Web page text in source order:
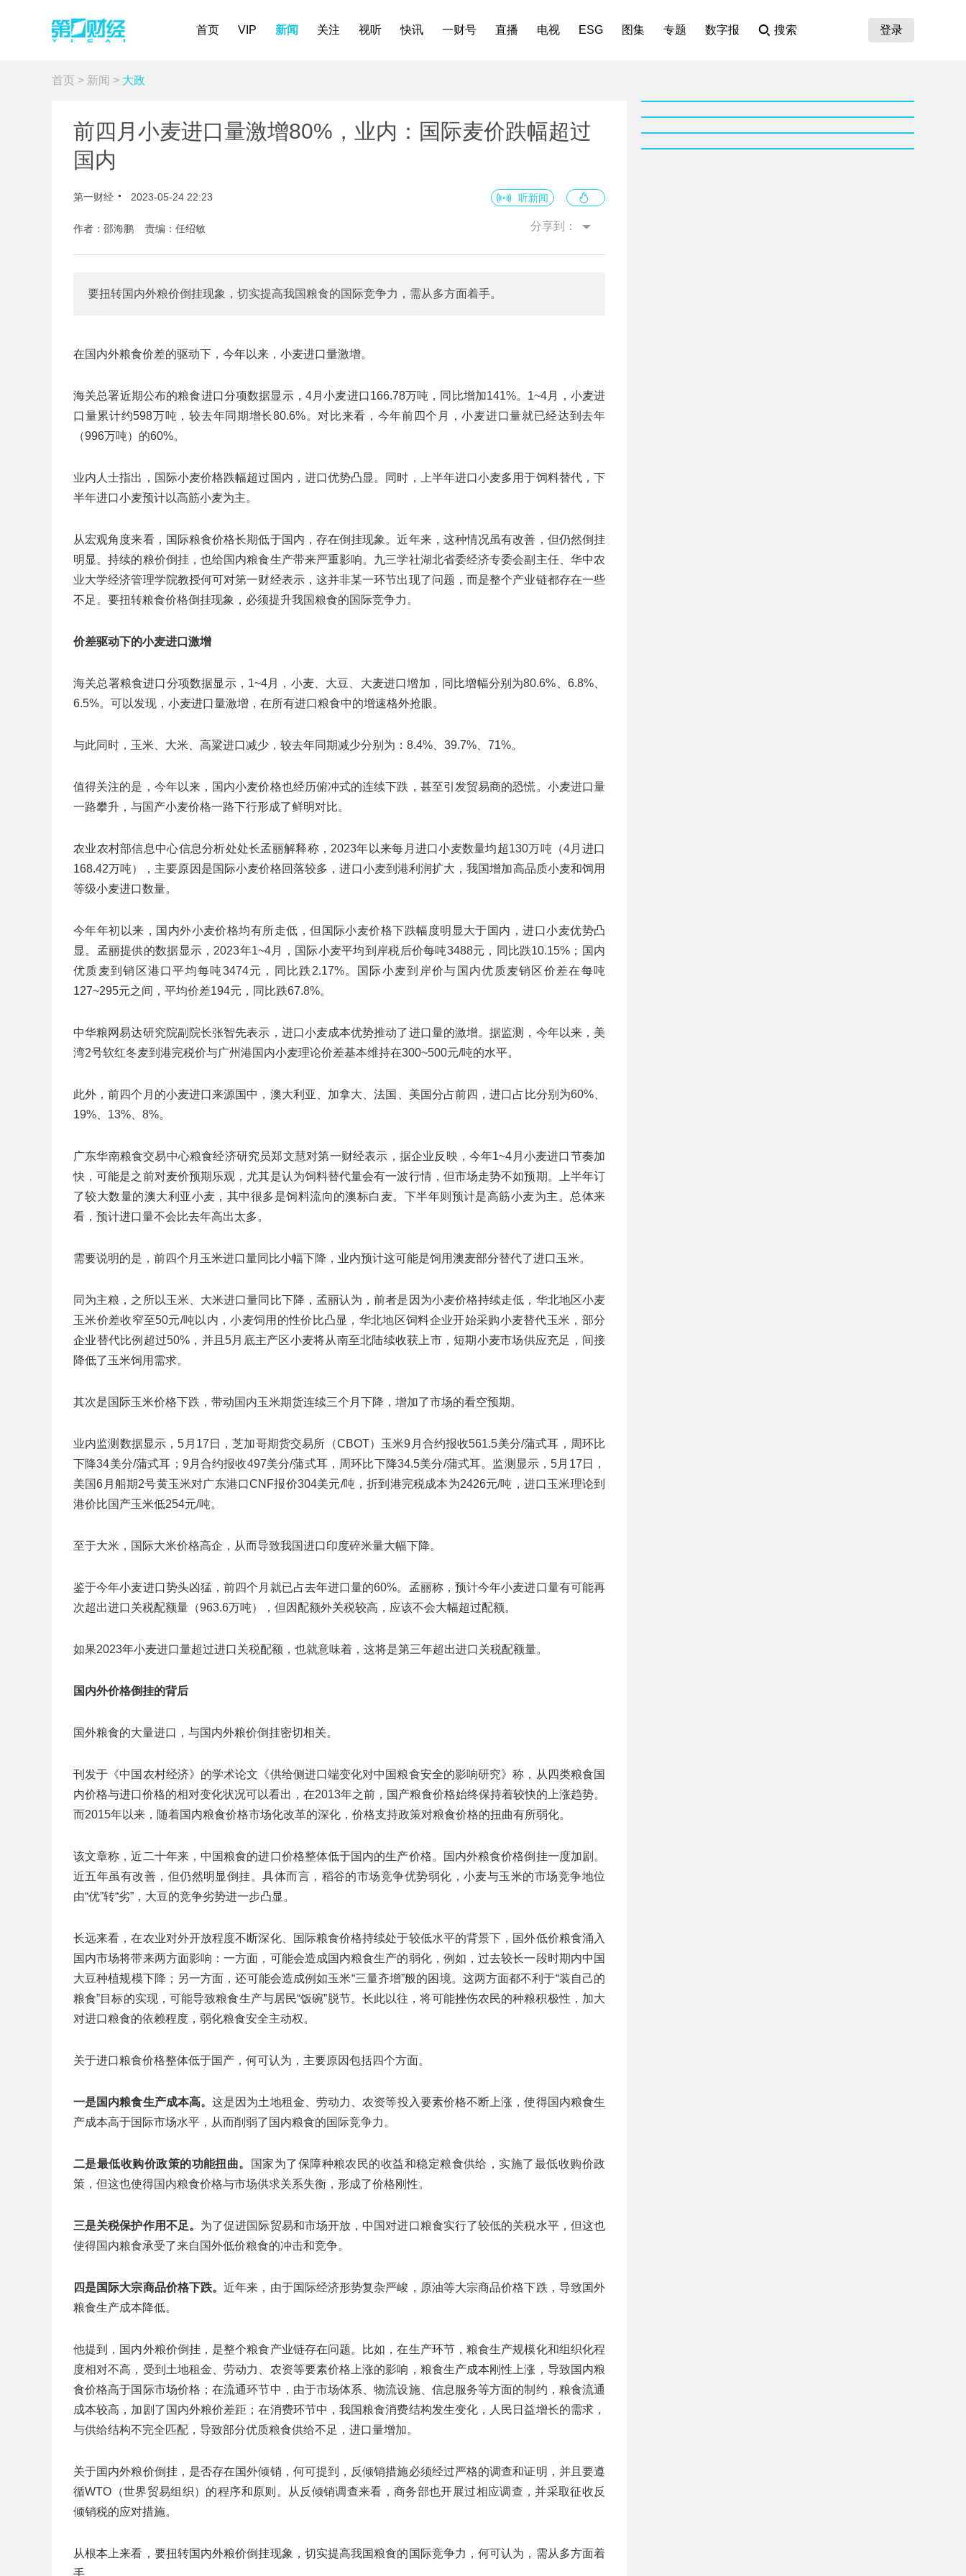
首页 VIP 新闻 关注 视听 快讯 一财号 直播 电视 ESG 图集 专题 数字报 搜索 登录
首页 > 新闻 > 大政
前四月小麦进口量激增80%，业内：国际麦价跌幅超过
国内
第一财经 2023-05-24 22:23 听新闻
作者：邵海鹏 责编：任绍敏 分享到：
要扭转国内外粮价倒挂现象，切实提高我国粮食的国际竞争力，需从多方面着手。
在国内外粮食价差的驱动下，今年以来，小麦进口量激增。
海关总署近期公布的粮食进口分项数据显示，4月小麦进口166.78万吨，同比增加141%。1~4月，小麦进
口量累计约598万吨，较去年同期增长80.6%。对比来看，今年前四个月，小麦进口量就已经达到去年
（996万吨）的60%。
业内人士指出，国际小麦价格跌幅超过国内，进口优势凸显。同时，上半年进口小麦多用于饲料替代，下
半年进口小麦预计以高筋小麦为主。
从宏观角度来看，国际粮食价格长期低于国内，存在倒挂现象。近年来，这种情况虽有改善，但仍然倒挂
明显。持续的粮价倒挂，也给国内粮食生产带来严重影响。九三学社湖北省委经济专委会副主任、华中农
业大学经济管理学院教授何可对第一财经表示，这并非某一环节出现了问题，而是整个产业链都存在一些
不足。要扭转粮食价格倒挂现象，必须提升我国粮食的国际竞争力。
价差驱动下的小麦进口激增
海关总署粮食进口分项数据显示，1~4月，小麦、大豆、大麦进口增加，同比增幅分别为80.6%、6.8%、
6.5%。可以发现，小麦进口量激增，在所有进口粮食中的增速格外抢眼。
与此同时，玉米、大米、高粱进口减少，较去年同期减少分别为：8.4%、39.7%、71%。
值得关注的是，今年以来，国内小麦价格也经历俯冲式的连续下跌，甚至引发贸易商的恐慌。小麦进口量
一路攀升，与国产小麦价格一路下行形成了鲜明对比。
农业农村部信息中心信息分析处处长孟丽解释称，2023年以来每月进口小麦数量均超130万吨（4月进口
168.42万吨），主要原因是国际小麦价格回落较多，进口小麦到港利润扩大，我国增加高品质小麦和饲用
等级小麦进口数量。
今年年初以来，国内外小麦价格均有所走低，但国际小麦价格下跌幅度明显大于国内，进口小麦优势凸
显。孟丽提供的数据显示，2023年1~4月，国际小麦平均到岸税后价每吨3488元，同比跌10.15%；国内
优质麦到销区港口平均每吨3474元，同比跌2.17%。国际小麦到岸价与国内优质麦销区价差在每吨
127~295元之间，平均价差194元，同比跌67.8%。
中华粮网易达研究院副院长张智先表示，进口小麦成本优势推动了进口量的激增。据监测，今年以来，美
湾2号软红冬麦到港完税价与广州港国内小麦理论价差基本维持在300~500元/吨的水平。
此外，前四个月的小麦进口来源国中，澳大利亚、加拿大、法国、美国分占前四，进口占比分别为60%、
19%、13%、8%。
广东华南粮食交易中心粮食经济研究员郑文慧对第一财经表示，据企业反映，今年1~4月小麦进口节奏加
快，可能是之前对麦价预期乐观，尤其是认为饲料替代量会有一波行情，但市场走势不如预期。上半年订
了较大数量的澳大利亚小麦，其中很多是饲料流向的澳标白麦。下半年则预计是高筋小麦为主。总体来
看，预计进口量不会比去年高出太多。
需要说明的是，前四个月玉米进口量同比小幅下降，业内预计这可能是饲用澳麦部分替代了进口玉米。
同为主粮，之所以玉米、大米进口量同比下降，孟丽认为，前者是因为小麦价格持续走低，华北地区小麦
玉米价差收窄至50元/吨以内，小麦饲用的性价比凸显，华北地区饲料企业开始采购小麦替代玉米，部分
企业替代比例超过50%，并且5月底主产区小麦将从南至北陆续收获上市，短期小麦市场供应充足，间接
降低了玉米饲用需求。
其次是国际玉米价格下跌，带动国内玉米期货连续三个月下降，增加了市场的看空预期。
业内监测数据显示，5月17日，芝加哥期货交易所（CBOT）玉米9月合约报收561.5美分/蒲式耳，周环比
下降34美分/蒲式耳；9月合约报收497美分/蒲式耳，周环比下降34.5美分/蒲式耳。监测显示，5月17日，
美国6月船期2号黄玉米对广东港口CNF报价304美元/吨，折到港完税成本为2426元/吨，进口玉米理论到
港价比国产玉米低254元/吨。
至于大米，国际大米价格高企，从而导致我国进口印度碎米量大幅下降。
鉴于今年小麦进口势头凶猛，前四个月就已占去年进口量的60%。孟丽称，预计今年小麦进口量有可能再
次超出进口关税配额量（963.6万吨），但因配额外关税较高，应该不会大幅超过配额。
如果2023年小麦进口量超过进口关税配额，也就意味着，这将是第三年超出进口关税配额量。
国内外价格倒挂的背后
国外粮食的大量进口，与国内外粮价倒挂密切相关。
刊发于《中国农村经济》的学术论文《供给侧进口端变化对中国粮食安全的影响研究》称，从四类粮食国
内价格与进口价格的相对变化状况可以看出，在2013年之前，国产粮食价格始终保持着较快的上涨趋势。
而2015年以来，随着国内粮食价格市场化改革的深化，价格支持政策对粮食价格的扭曲有所弱化。
该文章称，近二十年来，中国粮食的进口价格整体低于国内的生产价格。国内外粮食价格倒挂一度加剧。
近五年虽有改善，但仍然明显倒挂。具体而言，稻谷的市场竞争优势弱化，小麦与玉米的市场竞争地位
由“优”转“劣”，大豆的竞争劣势进一步凸显。
长远来看，在农业对外开放程度不断深化、国际粮食价格持续处于较低水平的背景下，国外低价粮食涌入
国内市场将带来两方面影响：一方面，可能会造成国内粮食生产的弱化，例如，过去较长一段时期内中国
大豆种植规模下降；另一方面，还可能会造成例如玉米“三量齐增”般的困境。这两方面都不利于“装自己的
粮食”目标的实现，可能导致粮食生产与居民“饭碗”脱节。长此以往，将可能挫伤农民的种粮积极性，加大
对进口粮食的依赖程度，弱化粮食安全主动权。
关于进口粮食价格整体低于国产，何可认为，主要原因包括四个方面。
一是国内粮食生产成本高。这是因为土地租金、劳动力、农资等投入要素价格不断上涨，使得国内粮食生
产成本高于国际市场水平，从而削弱了国内粮食的国际竞争力。
二是最低收购价政策的功能扭曲。
国家为了保障种粮农民的收益和稳定粮食供给，实施了最低收购价政
策，但这也使得国内粮食价格与市场供求关系失衡，形成了价格刚性。
三是关税保护作用不足。 为了促进国际贸易和市场开放，中国对进口粮食实行了较低的关税水平，但这也
使得国内粮食承受了来自国外低价粮食的冲击和竞争。
四是国际大宗商品价格下跌。近年来，由于国际经济形势复杂严峻，原油等大宗商品价格下跌，导致国外
粮食生产成本降低。
他提到，国内外粮价倒挂，是整个粮食产业链存在问题。比如，在生产环节，粮食生产规模化和组织化程
度相对不高，受到土地租金、劳动力、农资等要素价格上涨的影响，粮食生产成本刚性上涨，导致国内粮
食价格高于国际市场价格；在流通环节中，由于市场体系、物流设施、信息服务等方面的制约，粮食流通
成本较高，加剧了国内外粮价差距；在消费环节中，我国粮食消费结构发生变化，人民日益增长的需求，
与供给结构不完全匹配，导致部分优质粮食供给不足，进口量增加。
关于国内外粮价倒挂，是否存在国外倾销，何可提到，反倾销措施必须经过严格的调查和证明，并且要遵
循WTO（世界贸易组织）的程序和原则。从反倾销调查来看，商务部也开展过相应调查，并采取征收反
倾销税的应对措施。
从根本上来看，要扭转国内外粮价倒挂现象，切实提高我国粮食的国际竞争力，何可认为，需从多方面着
手。